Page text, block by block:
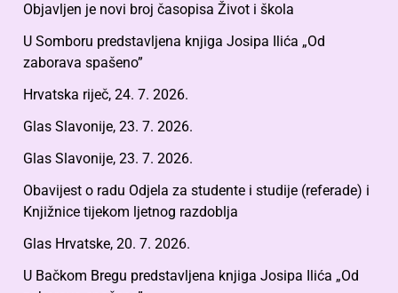
Objavljen je novi broj časopisa Život i škola
U Somboru predstavljena knjiga Josipa Ilića „Od
zaborava spašeno”
Hrvatska riječ, 24. 7. 2026.
Glas Slavonije, 23. 7. 2026.
Glas Slavonije, 23. 7. 2026.
Obavijest o radu Odjela za studente i studije (referade) i
Knjižnice tijekom ljetnog razdoblja
Glas Hrvatske, 20. 7. 2026.
U Bačkom Bregu predstavljena knjiga Josipa Ilića „Od